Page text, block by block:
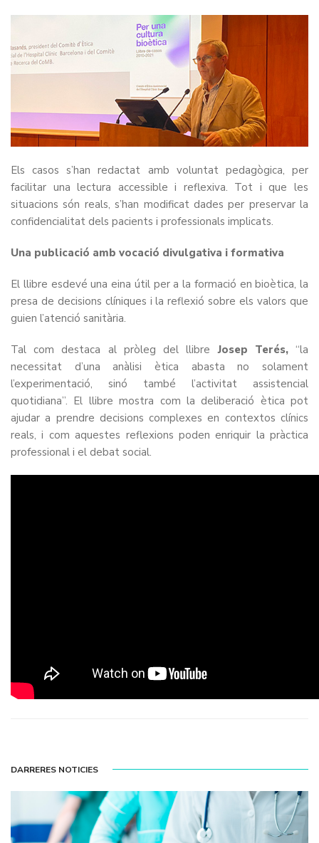
Els casos s’han redactat amb voluntat pedagògica, per
facilitar una lectura accessible i reflexiva. Tot i que les
situacions són reals, s’han modificat dades per preservar la
confidencialitat dels pacients i professionals implicats.
Una publicació amb vocació divulgativa i formativa
El llibre esdevé una eina útil per a la formació en bioètica, la
presa de decisions clíniques i la reflexió sobre els valors que
guien l’atenció sanitària.
Tal com destaca al pròleg del llibreJosep Terés,“la
necessitat d’una anàlisi ètica abasta no solament
l’experimentació, sinó també l’activitat assistencial
quotidiana”. El llibre mostra com la deliberació ètica pot
ajudar a prendre decisions complexes en contextos clínics
reals, i com aquestes reflexions poden enriquir la pràctica
professional i el debat social.
DARRERES NOTICIES